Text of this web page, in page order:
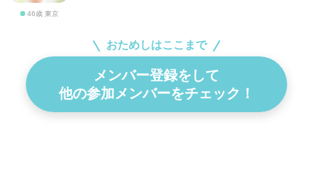
46歳 東京
おためしはここまで
メンバー登録をして
他の参加メンバーをチェック！